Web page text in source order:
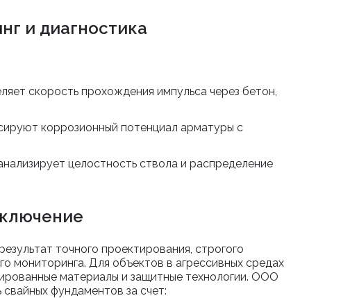
и диагностика
скорость прохождения импульса через бетон,
коррозионный потенциал арматуры с
целостность ствола и распределение
точного проектирования, строгого
мониторинга. Для объектов в агрессивных средах
материалы и защитные технологии. ООО
фундаментов за счет: